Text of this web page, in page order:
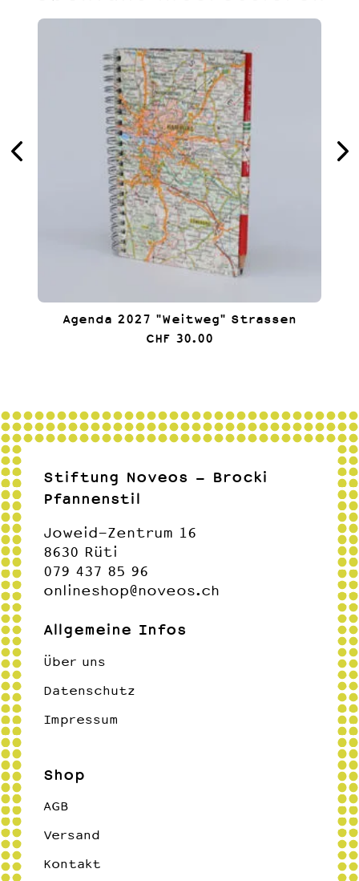
Agenda 2027 "Weitweg" Strassen
CHF 30.00
Stiftung Noveos - Brocki
Pfannenstil
Joweid-Zentrum 16
8630 Rüti
079 437 85 96
onlineshop@noveos.ch
Allgemeine Infos
Über uns
Datenschutz
Impressum
Shop
AGB
Versand
Kontakt